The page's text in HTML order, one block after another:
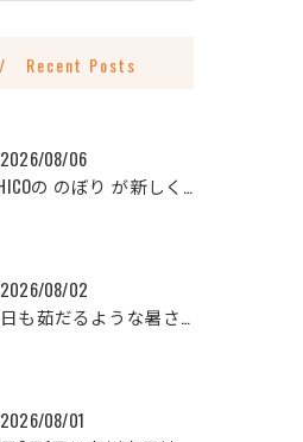
Recent Posts
2026/08/06
ICHICOの のぼり が新しくなりました
2026/08/02
今日も茹だるような暑さですね💦
2026/08/01